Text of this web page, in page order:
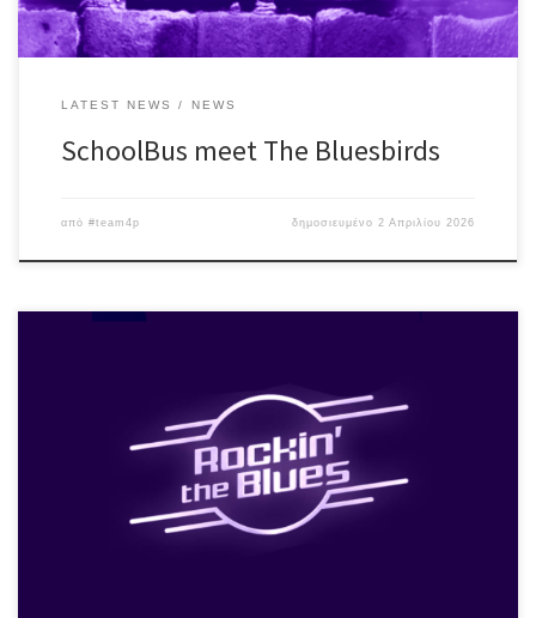
LATEST NEWS NEWS
SchoolBus meet The Bluesbirds
από #team4p δημοσιευμένο 2 Απριλίου 2026
Classic Rock ‘n’ Blues tunes σε απολαυστικές δόσεις, με
λατρεμένες επιλογές μέσα από μια δυνατή λίστα, όπως Deep
Purple, Bad Company, Thin Lizzy, Eric Clapton, Albert King, Free,
Jimi Hendrix, SRV, Rory Gallagher, Led Zeppelin, Steve Miller, ZZ-
Top κ.α. Μichalis Armagos: gtr/voc Nick Tsimboukis: gtr/voc Nick
Kourkoulakos: bass Kostas Kalogirou: […]